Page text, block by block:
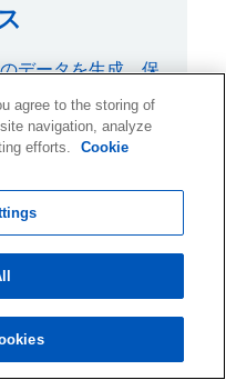
データを生成、保
界のコンプライア
指す場合、レガシ
カイブが不可欠で
ータ
agree to the storing of
navigation, analyze
efforts.
Cookie